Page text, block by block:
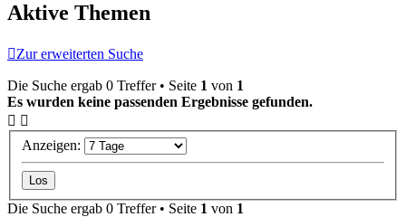
Aktive Themen
Zur erweiterten Suche
Die Suche ergab 0 Treffer • Seite 1 von 1
Es wurden keine passenden Ergebnisse gefunden.
Anzeigen:
Die Suche ergab 0 Treffer • Seite 1 von 1